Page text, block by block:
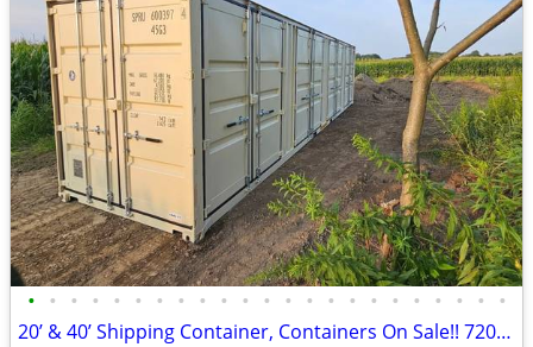
• • • • • • • • • • • • • • • • • • • • • • •
20’ & 40’ Shipping Container, Containers On Sale!! 720-315-2454